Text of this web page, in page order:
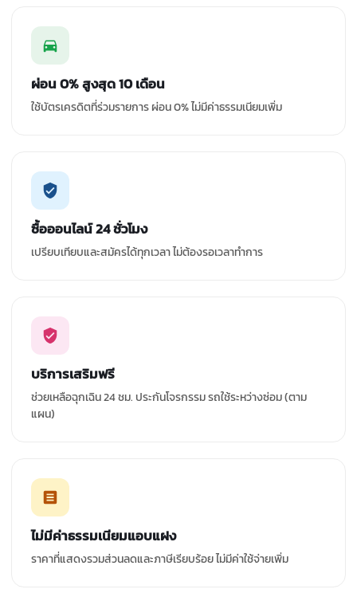
ผ่อน 0% สูงสุด 10 เดือน
ใช้บัตรเครดิตที่ร่วมรายการ ผ่อน 0% ไม่มีค่าธรรมเนียมเพิ่ม
ซื้อออนไลน์ 24 ชั่วโมง
เปรียบเทียบและสมัครได้ทุกเวลา ไม่ต้องรอเวลาทำการ
บริการเสริมฟรี
ช่วยเหลือฉุกเฉิน 24 ชม. ประกันโจรกรรม รถใช้ระหว่างซ่อม (ตาม
แผน)
ไม่มีค่าธรรมเนียมแอบแฝง
ราคาที่แสดงรวมส่วนลดและภาษีเรียบร้อย ไม่มีค่าใช้จ่ายเพิ่ม